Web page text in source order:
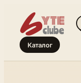
Каталог